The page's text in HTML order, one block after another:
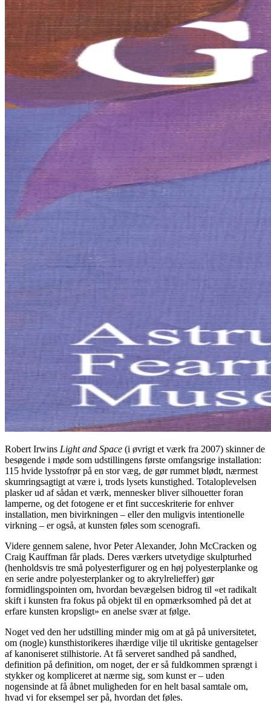
Robert Irwins Light and Space (i øvrigt et værk fra 2007) skinner de
besøgende i møde som udstillingens første omfangsrige installation:
115 hvide lysstofrør på en stor væg, de gør rummet blødt, nærmest
skumringsagtigt at være i, trods lysets kunstighed. Totaloplevelsen
plasker ud af sådan et værk, mennesker bliver silhouetter foran
lamperne, og det fotogene er et fint succeskriterie for enhver
installation, men bivirkningen – eller den muligvis intentionelle
virkning – er også, at kunsten føles som scenografi.
Videre gennem salene, hvor Peter Alexander, John McCracken og
Craig Kauffman får plads. Deres værkers utvetydige skulpturhed
(henholdsvis tre små polyesterfigurer og en høj polyesterplanke og
en serie andre polyesterplanker og to akrylrelieffer) gør
formidlingspointen om, hvordan bevægelsen bidrog til «et radikalt
skift i kunsten fra fokus på objekt til en opmærksomhed på det at
erfare kunsten kropsligt» en anelse svær at følge.
Noget ved den her udstilling minder mig om at gå på universitetet,
om (nogle) kunsthistorikeres ihærdige vilje til ukritiske gentagelser
af kanoniseret stilhistorie. At få serveret sandhed på sandhed,
definition på definition, om noget, der er så fuldkommen sprængt i
stykker og kompliceret at nærme sig, som kunst er – uden
nogensinde at få åbnet muligheden for en helt basal samtale om,
hvad vi for eksempel ser på, hvordan det føles.